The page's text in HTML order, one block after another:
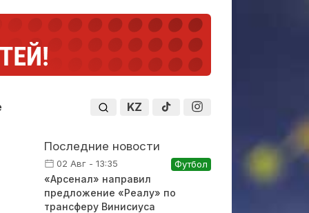
KZ
Последние новости
02 Авг - 13:35 Футбол
«Арсенал» направил
предложение «Реалу» по
трансферу Винисиуса